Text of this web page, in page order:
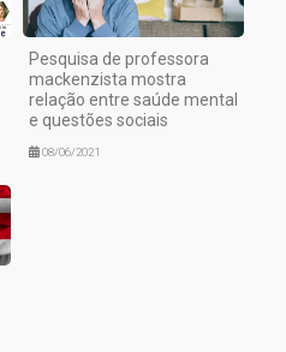
Pesquisa de professora
mackenzista mostra
relação entre saúde mental
e questões sociais
08/06/2021